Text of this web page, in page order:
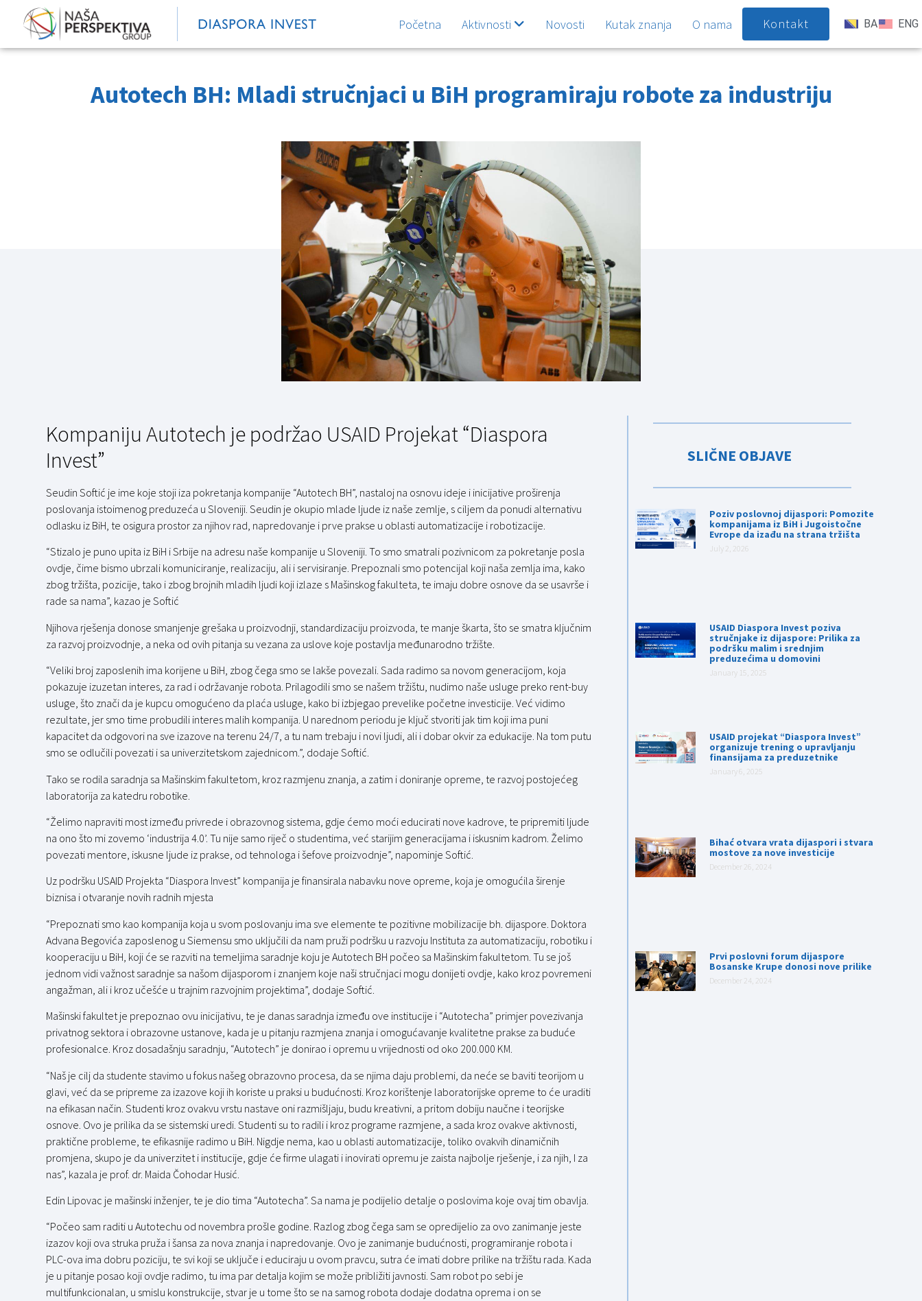
Početna Aktivnosti Novosti Kutak znanja O nama Kontakt BA ENG
Autotech BH: Mladi stručnjaci u BiH programiraju robote za industriju
Kompaniju Autotech je podržao USAID Projekat “Diaspora
Invest”
Seudin Softić je ime koje stoji iza pokretanja kompanije “Autotech BH”, nastaloj na osnovu ideje i inicijative proširenja
poslovanja istoimenog preduzeća u Sloveniji. Seudin je okupio mlade ljude iz naše zemlje, s ciljem da ponudi alternativu
odlasku iz BiH, te osigura prostor za njihov rad, napredovanje i prve prakse u oblasti automatizacije i robotizacije.
“Stizalo je puno upita iz BiH i Srbije na adresu naše kompanije u Sloveniji. To smo smatrali pozivnicom za pokretanje posla
ovdje, čime bismo ubrzali komuniciranje, realizaciju, ali i servisiranje. Prepoznali smo potencijal koji naša zemlja ima, kako
zbog tržišta, pozicije, tako i zbog brojnih mladih ljudi koji izlaze s Mašinskog fakulteta, te imaju dobre osnove da se usavrše i
rade sa nama”, kazao je Softić
Njihova rješenja donose smanjenje grešaka u proizvodnji, standardizaciju proizvoda, te manje škarta, što se smatra ključnim
za razvoj proizvodnje, a neka od ovih pitanja su vezana za uslove koje postavlja međunarodno tržište.
“Veliki broj zaposlenih ima korijene u BiH, zbog čega smo se lakše povezali. Sada radimo sa novom generacijom, koja
pokazuje izuzetan interes, za rad i održavanje robota. Prilagodili smo se našem tržištu, nudimo naše usluge preko rent-buy
usluge, što znači da je kupcu omogućeno da plaća usluge, kako bi izbjegao prevelike početne investicije. Već vidimo
rezultate, jer smo time probudili interes malih kompanija. U narednom periodu je ključ stvoriti jak tim koji ima puni
kapacitet da odgovori na sve izazove na terenu 24/7, a tu nam trebaju i novi ljudi, ali i dobar okvir za edukacije. Na tom putu
smo se odlučili povezati i sa univerzitetskom zajednicom.”, dodaje Softić.
Tako se rodila saradnja sa Mašinskim fakultetom, kroz razmjenu znanja, a zatim i doniranje opreme, te razvoj postojećeg
laboratorija za katedru robotike.
“Želimo napraviti most između privrede i obrazovnog sistema, gdje ćemo moći educirati nove kadrove, te pripremiti ljude
na ono što mi zovemo ‘industrija 4.0’. Tu nije samo riječ o studentima, već starijim generacijama i iskusnim kadrom. Želimo
povezati mentore, iskusne ljude iz prakse, od tehnologa i šefove proizvodnje”, napominje Softić.
Uz podršku USAID Projekta “Diaspora Invest” kompanija je finansirala nabavku nove opreme, koja je omogućila širenje
biznisa i otvaranje novih radnih mjesta
“Prepoznati smo kao kompanija koja u svom poslovanju ima sve elemente te pozitivne mobilizacije bh. dijaspore. Doktora
Advana Begovića zaposlenog u Siemensu smo uključili da nam pruži podršku u razvoju Instituta za automatizaciju, robotiku i
kooperaciju u BiH, koji će se razviti na temeljima saradnje koju je Autotech BH počeo sa Mašinskim fakultetom. Tu se još
jednom vidi važnost saradnje sa našom dijasporom i znanjem koje naši stručnjaci mogu donijeti ovdje, kako kroz povremeni
angažman, ali i kroz učešće u trajnim razvojnim projektima”, dodaje Softić.
Mašinski fakultet je prepoznao ovu inicijativu, te je danas saradnja između ove institucije i “Autotecha” primjer povezivanja
privatnog sektora i obrazovne ustanove, kada je u pitanju razmjena znanja i omogućavanje kvalitetne prakse za buduće
profesionalce. Kroz dosadašnju saradnju, “Autotech” je donirao i opremu u vrijednosti od oko 200.000 KM.
“Naš je cilj da studente stavimo u fokus našeg obrazovno procesa, da se njima daju problemi, da neće se baviti teorijom u
glavi, već da se pripreme za izazove koji ih koriste u praksi u budućnosti. Kroz korištenje laboratorijske opreme to će uraditi
na efikasan način. Studenti kroz ovakvu vrstu nastave oni razmišljaju, budu kreativni, a pritom dobiju naučne i teorijske
osnove. Ovo je prilika da se sistemski uredi. Studenti su to radili i kroz programe razmjene, a sada kroz ovakve aktivnosti,
praktične probleme, te efikasnije radimo u BiH. Nigdje nema, kao u oblasti automatizacije, toliko ovakvih dinamičnih
promjena, skupo je da univerzitet i institucije, gdje će firme ulagati i inovirati opremu je zaista najbolje rješenje, i za njih, I za
nas”, kazala je prof. dr. Maida Čohodar Husić.
Edin Lipovac je mašinski inženjer, te je dio tima “Autotecha”. Sa nama je podijelio detalje o poslovima koje ovaj tim obavlja.
“Počeo sam raditi u Autotechu od novembra prošle godine. Razlog zbog čega sam se opredijelio za ovo zanimanje jeste
izazov koji ova struka pruža i šansa za nova znanja i napredovanje. Ovo je zanimanje budućnosti, programiranje robota i
PLC-ova ima dobru poziciju, te svi koji se uključe i educiraju u ovom pravcu, sutra će imati dobre prilike na tržištu rada. Kada
je u pitanje posao koji ovdje radimo, tu ima par detalja kojim se može približiti javnosti. Sam robot po sebi je
multifunkcionalan, u smislu konstrukcije, stvar je u tome što se na samog robota dodaje dodatna oprema i on se
SLIČNE OBJAVE
Poziv poslovnoj dijaspori: Pomozite
kompanijama iz BiH i Jugoistočne
Evrope da izađu na strana tržišta
July 2, 2026
USAID Diaspora Invest poziva
stručnjake iz dijaspore: Prilika za
podršku malim i srednjim
preduzećima u domovini
January 15, 2025
USAID projekat “Diaspora Invest”
organizuje trening o upravljanju
finansijama za preduzetnike
January 6, 2025
Bihać otvara vrata dijaspori i stvara
mostove za nove investicije
December 26, 2024
Prvi poslovni forum dijaspore
Bosanske Krupe donosi nove prilike
December 24, 2024